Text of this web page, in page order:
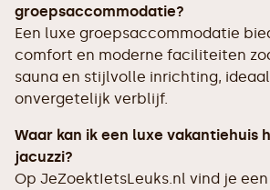
groepsaccommodatie?
Een luxe groepsaccommodatie
comfort en moderne faciliteiten
sauna en stijlvolle inrichting,
onvergetelijk verblijf.
Waar kan ik een luxe vakantiehuis
jacuzzi?
Op JeZoektIetsLeuks.nl vind je